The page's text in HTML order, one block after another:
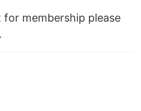
membership please